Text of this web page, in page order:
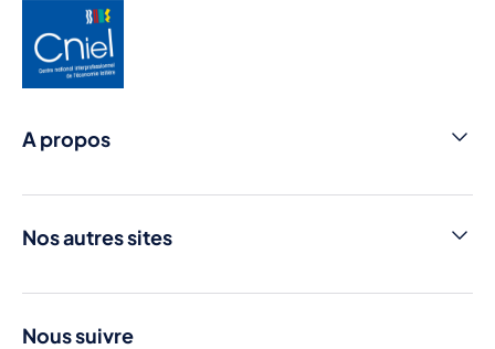
A propos
Press room
Nos autres sites
Nous suivre